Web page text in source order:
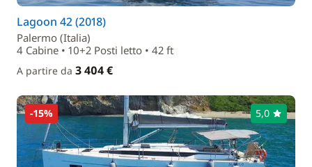
Lagoon 42 (2018)
Palermo (Italia)
4 Cabine • 10+2 Posti letto • 42 ft
A partire da 3 404 €
-15% 5,0